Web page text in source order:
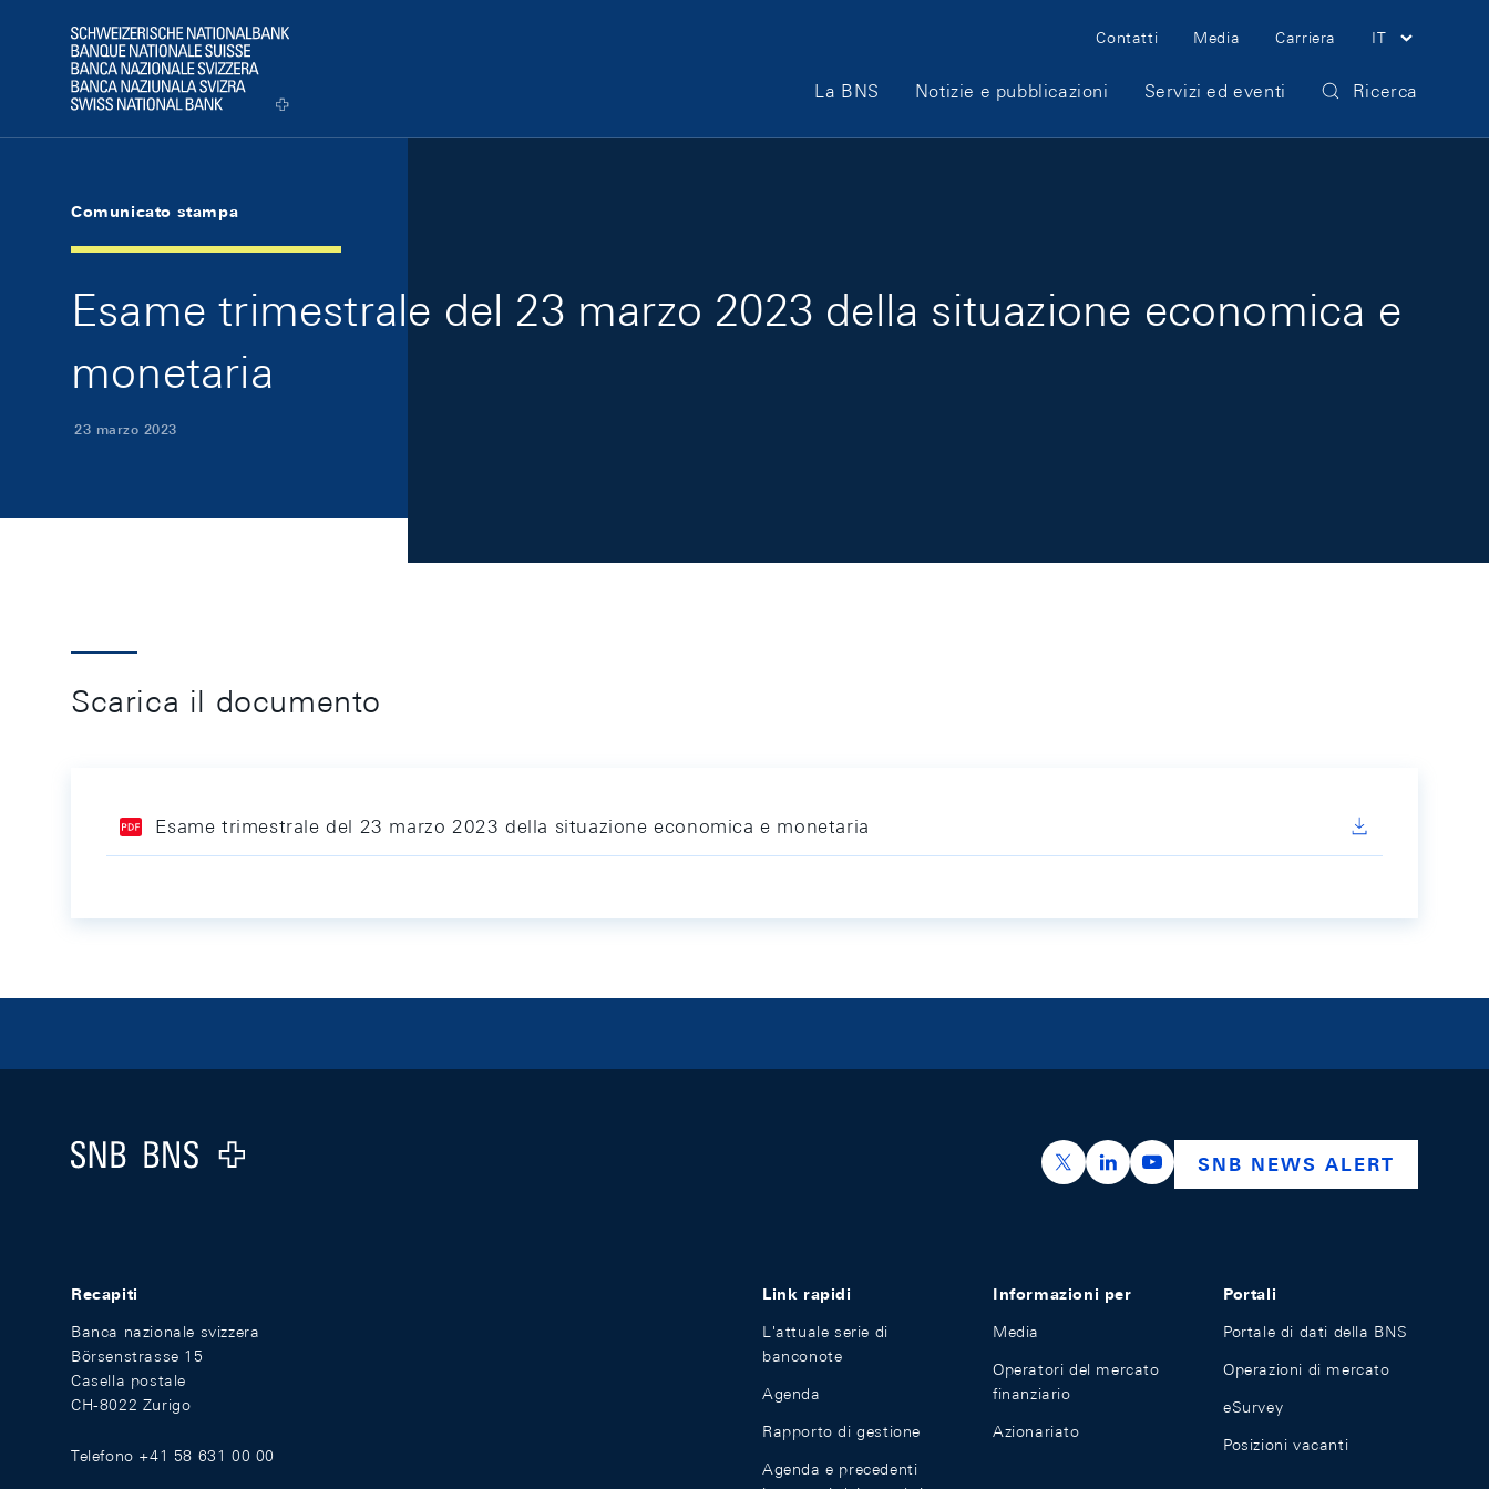
Logo
Meta Navigation
Contatti Media Carriera IT
Main Navigation
La BNS Notizie e pubblicazioni Servizi ed eventi Ricerca
Comunicato stampa
Esame trimestrale del 23 marzo 2023 della situazione economica e
monetaria
23 marzo 2023
Scarica il documento
Esame trimestrale del 23 marzo 2023 della situazione economica e monetaria
Logo
https://x.com/snb_bns
https://ch.linkedin.com/company/swiss-
https://www.youtube.com/
SNB NEWS ALERT
Recapiti
Banca nazionale svizzera
Börsenstrasse 15
Casella postale
CH-8022 Zurigo
Telefono +41 58 631 00 00
Link rapidi
L'attuale serie di
banconote
Agenda
Rapporto di gestione
Agenda e precedenti
Informazioni per
Media
Operatori del mercato
finanziario
Azionariato
Portali
Portale di dati della BNS
Operazioni di mercato
eSurvey
Posizioni vacanti